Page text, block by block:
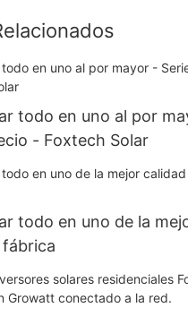
todo en uno al por
- Foxtech Solar
todo en uno de la
fábrica